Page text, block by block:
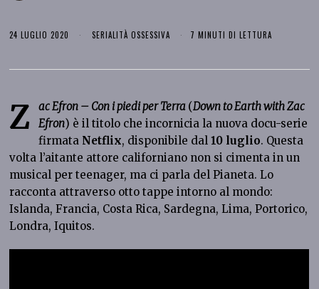
24 LUGLIO 2020 SERIALITÀ OSSESSIVA 7 MINUTI DI LETTURA
Z ac Efron – Con i piedi per Terra (Down to Earth with Zac
Efron) è il titolo che incornicia la nuova docu-serie
firmata Netflix, disponibile dal10 luglio. Questa
volta l’aitante attore californiano non si cimenta in un
musical per teenager, ma ci parla del Pianeta. Lo
racconta attraverso otto tappe intorno al mondo:
Islanda, Francia, Costa Rica, Sardegna, Lima, Portorico,
Londra, Iquitos.